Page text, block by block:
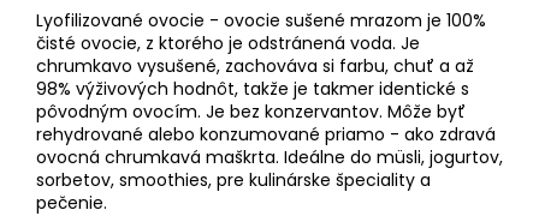
Lyofilizované ovocie - ovocie sušené mrazom je 100%
čisté ovocie, z ktorého je odstránená voda. Je
chrumkavo vysušené, zachováva si farbu, chuť a až
98% výživových hodnôt, takže je takmer identické s
pôvodným ovocím. Je bez konzervantov. Môže byť
rehydrované alebo konzumované priamo - ako zdravá
ovocná chrumkavá maškrta. Ideálne do müsli, jogurtov,
sorbetov, smoothies, pre kulinárske špeciality a
pečenie.